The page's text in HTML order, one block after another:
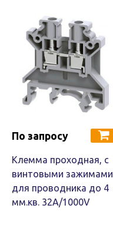
По запросу
Клемма проходная, c
винтовыми зажимами
для проводника до 4
мм.кв. 32A/1000V